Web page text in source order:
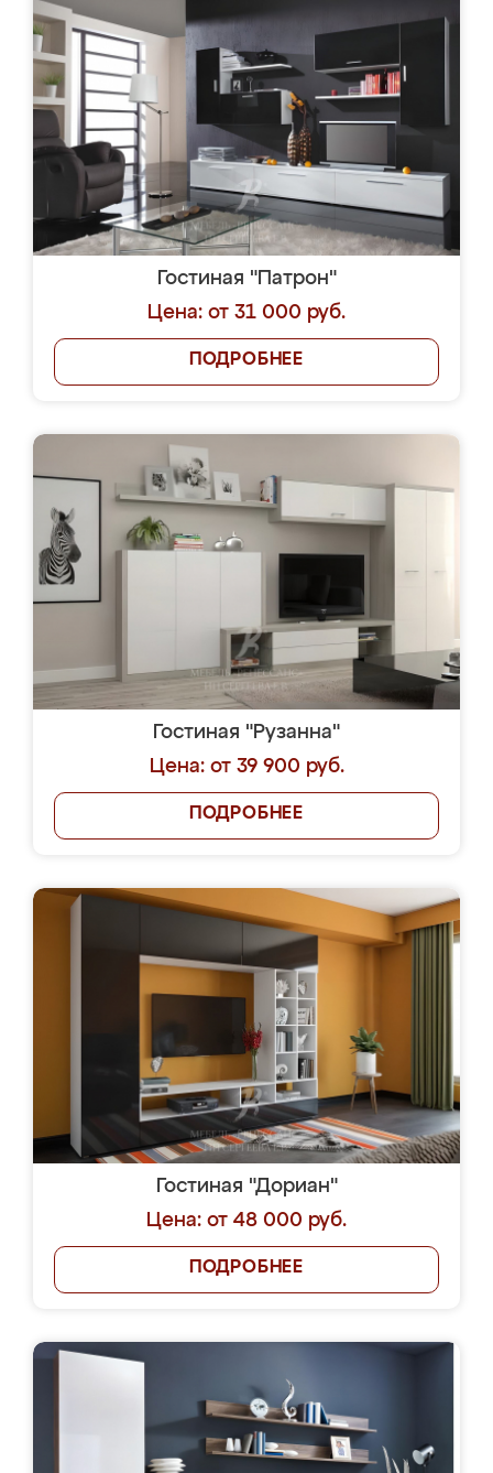
Гостиная "Патрон"
Цена: от 31 000 руб.
ПОДРОБНЕЕ
Гостиная "Рузанна"
Цена: от 39 900 руб.
ПОДРОБНЕЕ
Гостиная "Дориан"
Цена: от 48 000 руб.
ПОДРОБНЕЕ